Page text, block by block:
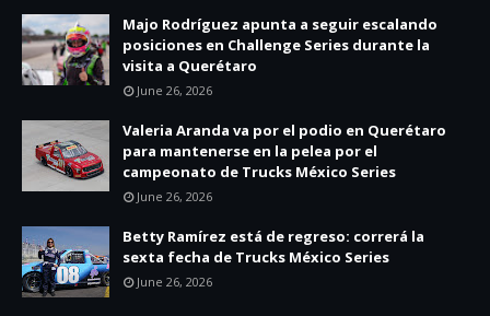
Majo Rodríguez apunta a seguir escalando
posiciones en Challenge Series durante la
visita a Querétaro
June 26, 2026
Valeria Aranda va por el podio en Querétaro
para mantenerse en la pelea por el
campeonato de Trucks México Series
June 26, 2026
Betty Ramírez está de regreso: correrá la
sexta fecha de Trucks México Series
June 26, 2026